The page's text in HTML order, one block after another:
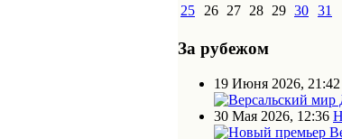
25
26 27 28 29 30 31
За рубежом
19 Июня 2026, 21:42
30 Мая 2026, 12:36